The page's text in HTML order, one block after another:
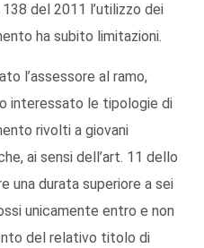
138 del 2011 l’utilizzo dei
ha subito limitazioni.
l’assessore al ramo,
interessato le tipologie di
rivolti a giovani
ai sensi dell’art. 11 dello
una durata superiore a sei
unicamente entro e non
del relativo titolo di